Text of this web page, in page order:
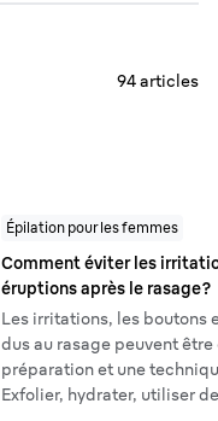
94articles
Épilation pour les femmes
Comment éviter les
éruptions après le rasage ?
Les irritations, les boutons
dus au rasage peuvent
préparation et une
Exfolier, hydrater, utiliser